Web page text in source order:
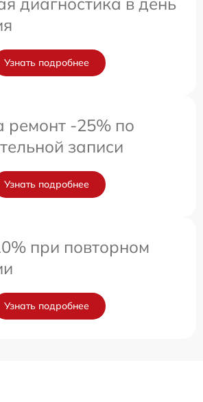
Узнать подробнее
ремонт -25% по
записи
Узнать подробнее
при повторном
Узнать подробнее